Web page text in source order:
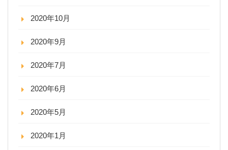
2020年10月
2020年9月
2020年7月
2020年6月
2020年5月
2020年1月